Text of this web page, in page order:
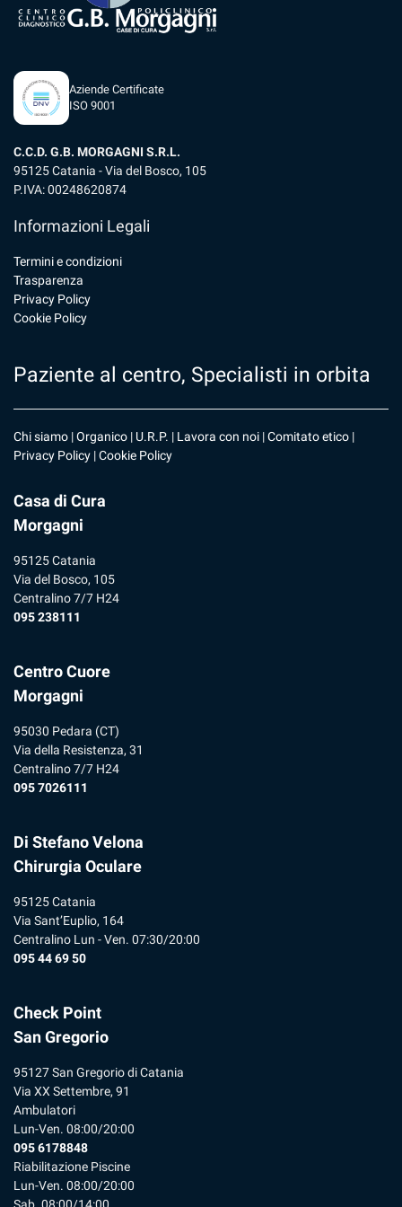
Aziende Certificate
ISO 9001
C.C.D. G.B. MORGAGNI S.R.L.
95125 Catania - Via del Bosco, 105
P.IVA: 00248620874
Informazioni Legali
Termini e condizioni
Trasparenza
Privacy Policy
Cookie Policy
Paziente al centro, Specialisti in orbita
Chi siamo |Organico | U.R.P. | Lavora con noi |Comitato etico |
Privacy Policy |Cookie Policy
Casa di Cura
Morgagni
95125 Catania
Via del Bosco, 105
Centralino 7/7 H24
095 238111
Centro Cuore
Morgagni
95030 Pedara (CT)
Via della Resistenza, 31
Centralino 7/7 H24
095 7026111
Di Stefano Velona
Chirurgia Oculare
95125 Catania
Via Sant’Euplio, 164
Centralino Lun - Ven. 07:30/20:00
095 44 69 50
Check Point
San Gregorio
95127 San Gregorio di Catania
Via XX Settembre, 91
Ambulatori
Lun-Ven. 08:00/20:00
095 6178848
Riabilitazione Piscine
Lun-Ven. 08:00/20:00
Sab. 08:00/14:00